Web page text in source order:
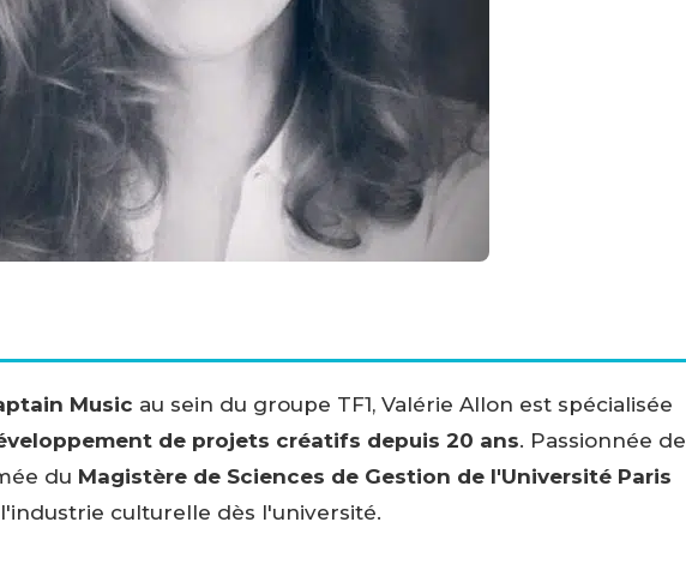
Music au sein du groupe TF1, Valérie Allon est spécialisée
de projets créatifs depuis 20 ans. Passionnée de
du Magistère de Sciences de Gestion de l'Université Paris
culturelle dès l'université.